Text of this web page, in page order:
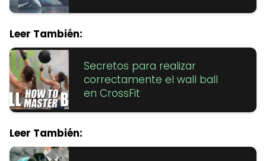
Leer También:
Secretos para realizar
correctamente el wall ball
en CrossFit
Leer También: